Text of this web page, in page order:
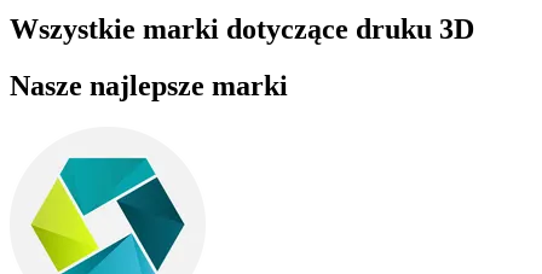
Wszystkie marki dotyczące druku 3D
Nasze najlepsze marki